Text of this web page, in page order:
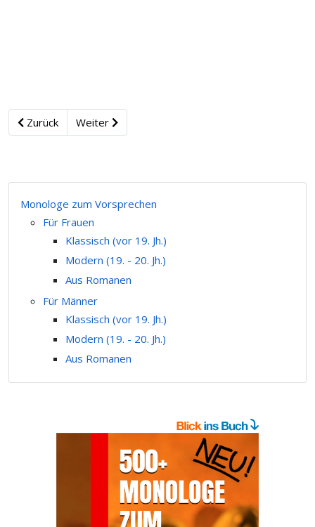
Zurück Weiter
Monologe zum Vorsprechen
Für Frauen
Klassisch (vor 19. Jh.)
Modern (19. - 20. Jh.)
Aus Romanen
Für Männer
Klassisch (vor 19. Jh.)
Modern (19. - 20. Jh.)
Aus Romanen